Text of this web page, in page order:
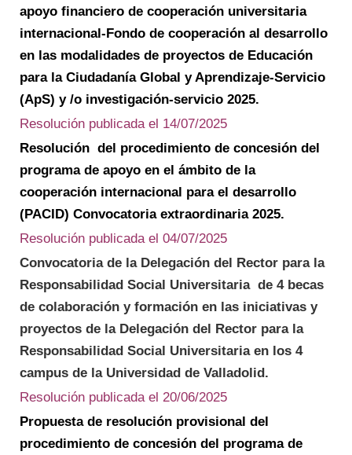
apoyo financiero de cooperación universitaria
internacional-Fondo de cooperación al desarrollo
en las modalidades de proyectos de Educación
para la Ciudadanía Global y Aprendizaje-Servicio
(ApS) y /o investigación-servicio 2025.
Resolución publicada el 14/07/2025
Resolución del procedimiento de concesión del
programa de apoyo en el ámbito de la
cooperación internacional para el desarrollo
(PACID) Convocatoria extraordinaria 2025.
Resolución publicada el 04/07/2025
Convocatoria de la Delegación del Rector para la
Responsabilidad Social Universitaria de 4 becas
de colaboración y formación en las iniciativas y
proyectos de la Delegación del Rector para la
Responsabilidad Social Universitaria en los 4
campus de la Universidad de Valladolid.
Resolución publicada el 20/06/2025
Propuesta de resolución provisional del
procedimiento de concesión del programa de